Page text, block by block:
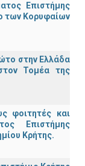
Επιστήμης
των Κορυφαίων
στην Ελλάδα
Τομέα της
φοιτητές και
Επιστήμης
Κρήτης.